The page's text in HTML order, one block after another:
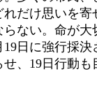
だけ思いを
ない。命が大
に強行採決
、19日行動